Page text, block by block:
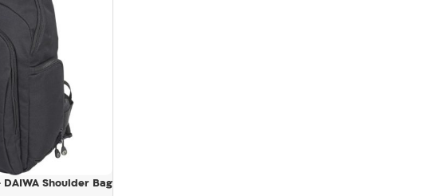
DAIWA Shoulder Bag – תיק